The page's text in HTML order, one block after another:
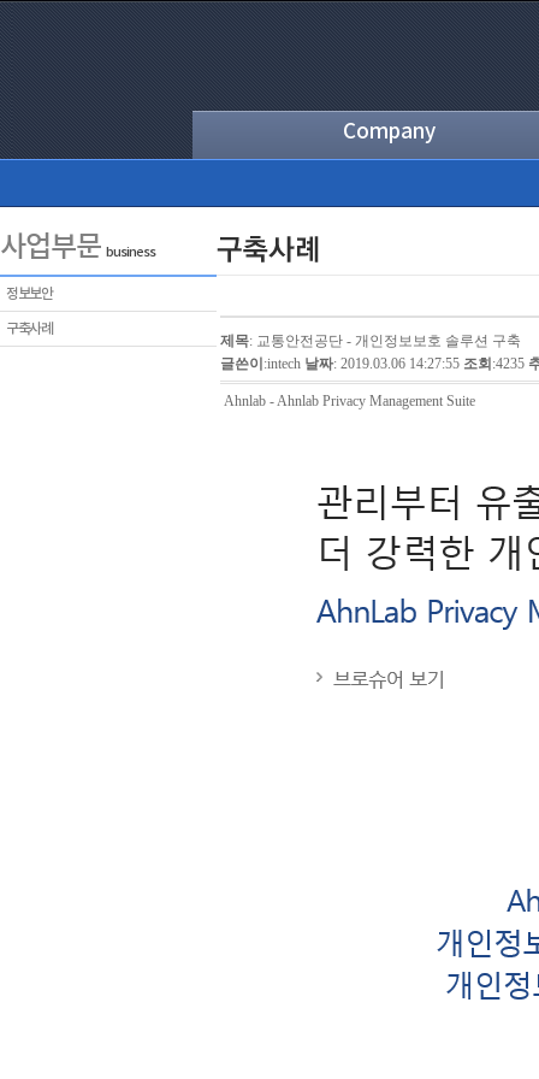
Company
사업부문 business
정보보안
구축사례
제목: 교통안전공단 - 개인정보보호 솔루션 구축
글쓴이 :intech 날짜: 2019.03.06 14:27:55 조회 :4235
Ahnlab - Ahnlab Privacy Management Suite